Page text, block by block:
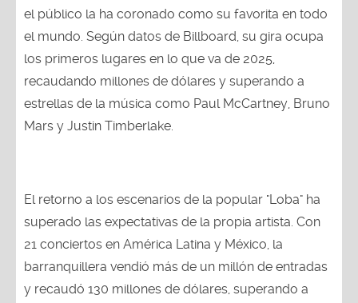
el público la ha coronado como su favorita en todo
el mundo. Según datos de Billboard, su gira ocupa
los primeros lugares en lo que va de 2025,
recaudando millones de dólares y superando a
estrellas de la música como Paul McCartney, Bruno
Mars y Justin Timberlake.
El retorno a los escenarios de la popular "Loba" ha
superado las expectativas de la propia artista. Con
21 conciertos en América Latina y México, la
barranquillera vendió más de un millón de entradas
y recaudó 130 millones de dólares, superando a